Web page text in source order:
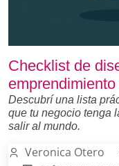
Checklist de
emprendimiento
Descubrí una lista
que tu negocio tenga
salir al mundo.
Veronica Otero